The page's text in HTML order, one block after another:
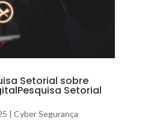
Setorial sobre
Setorial
| Cyber Segurança